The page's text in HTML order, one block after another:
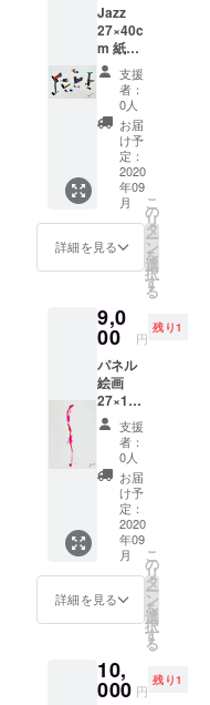
Jazz
27×40c
m 紙に
アクリ
ル、イ
ンク
支援
者：
0人
お届
け予
定：
2020
年09
月
詳細を見る
こ
の
リ
タ
ー
ン
を
選
択
す
る
9,0
00 円
残り1
パネル
絵画
27×19c
m オ
デット
2020 パ
ネルに
紙 ア
クリ
ル、イ
ンク
支援
者：
0人
お届
け予
定：
2020
年09
月
詳細を見る
こ
の
リ
タ
ー
ン
を
選
択
す
る
10,
000 円
残り1